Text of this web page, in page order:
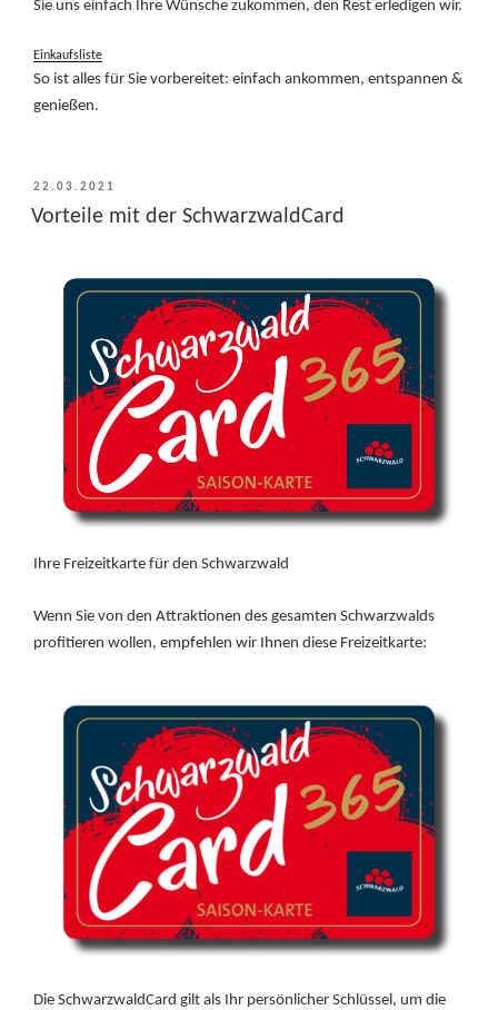
Sie uns einfach Ihre Wünsche zukommen, den Rest erledigen wir.
Einkaufsliste
So ist alles für Sie vorbereitet: einfach ankommen, entspannen &
genießen.
VERÖFFENTLICHT
AM
22.03.2021
Vorteile mit der SchwarzwaldCard
Ihre Freizeitkarte für den Schwarzwald
Wenn Sie von den Attraktionen des gesamten Schwarzwalds
profitieren wollen, empfehlen wir Ihnen diese Freizeitkarte:
Die SchwarzwaldCard gilt als Ihr persönlicher Schlüssel, um die